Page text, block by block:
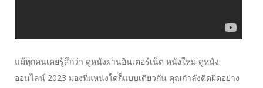
แม้ทุกคนเคยรู้สึกว่า ดูหนังผ่านอินเตอร์เน็ต หนังใหม่ ดูหนัง
ออนไลน์ 2023 มองที่แหน่งใดก็แบบเดียวกัน คุณกำลังคิดผิดอย่าง